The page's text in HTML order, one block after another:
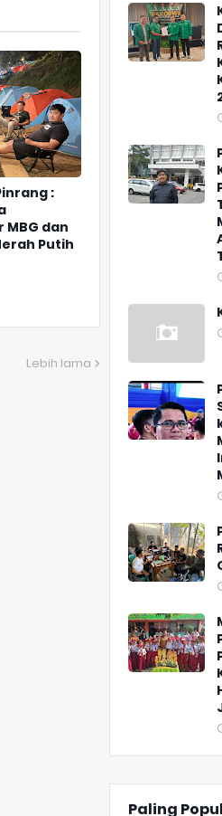
:
dan
Putih
Lebih lama
Paling